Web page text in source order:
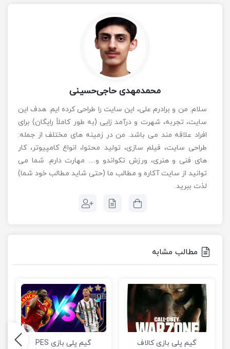
محمدمهدی حاجی‌حسینی
سلام. من و برادرم علی، این سایت را طراحی کرده ایم. هدف این
سایت، تجربه، شهرت و درآمد زایی (به طور کاملاً رایگان) برای
افراد علاقه مند می باشد. من در زمینه های مختلف از جمله:
طراحی سایت، فیلم سازی، تولید محتوا، انواع کامپیوتر، کار
های فنی و هنری، ورزش تکواندو و… مهارت دارم. شما می
توانید از سایت آکاره و مطالب ما (حتی شاید مطالب خود شما)
لذت ببرید.
مطالب مشابه
گیم پلی بازی کالاف
گیم پلی بازی PES